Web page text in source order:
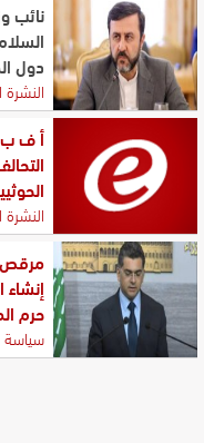
نائب
دول
النشرة
أ ف ب
النشرة
مرقص:
حرم
سياسة